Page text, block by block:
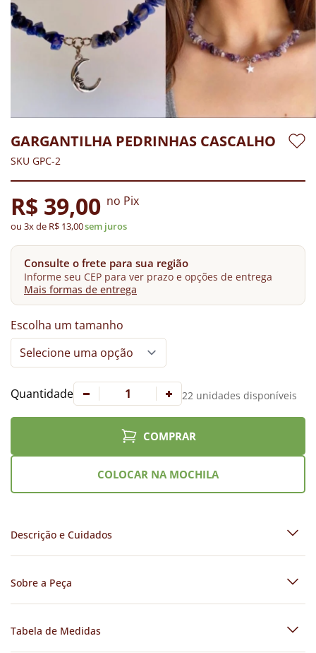
GARGANTILHA PEDRINHAS CASCALHO
SKU GPC-2
R$ 39,00 no Pix
ou 3x de R$ 13,00sem juros
Consulte o frete para sua região
Informe seu CEP para ver prazo e opções de entrega
Mais formas de entrega
Escolha um tamanho
Quantidade 22 unidades disponíveis
COMPRAR
COLOCAR NA MOCHILA
Descrição e Cuidados
Sobre a Peça
Tabela de Medidas